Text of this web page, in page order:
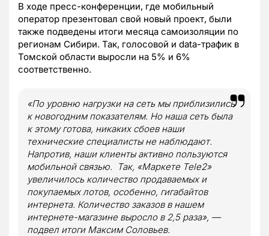
В ходе пресс-конференции, где мобильный
оператор презентовал свой новый проект, были
также подведены итоги месяца самоизоляции по
регионам Сибири. Так, голосовой и data-трафик в
Томской области выросли на 5% и 6%
соответственно.
«По уровню нагрузки на сеть мы приблизились
к новогодним показателям. Но наша сеть была
к этому готова, никаких сбоев наши
технические специалистыне наблюдают.
Напротив, наши клиенты активно пользуются
мобильной связью.
Так, «Маркете Tele2»
увеличилось количество продаваемых и
покупаемых лотов, особенно, гигабайтов
интернета. Количество заказов в нашем
интернете-магазине выросло в 2,5 раза», —
подвел итоги Максим Соловьев.